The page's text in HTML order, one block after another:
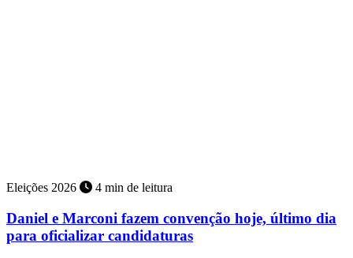
Eleições 2026 4 min de leitura
Daniel e Marconi fazem convenção hoje, último dia
para oficializar candidaturas